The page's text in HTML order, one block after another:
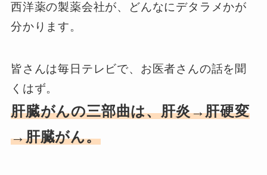
西洋薬の製薬会社が、どんなにデタラメかが
分かります。
皆さんは毎日テレビで、お医者さんの話を聞
くはず。
肝臓がんの三部曲は、肝炎→肝硬変
→肝臓がん。